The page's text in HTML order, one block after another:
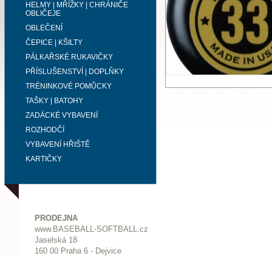
HELMY | MŘÍŽKY | CHRÁNIČE
OBLIČEJE
OBLEČENÍ
ČEPICE | KŠILTY
PÁLKAŘSKÉ RUKAVIČKY
PŘÍSLUŠENSTVÍ | DOPLŇKY
TRÉNINKOVÉ POMŮCKY
TAŠKY | BATOHY
ZADÁCKÉ VYBAVENÍ
ROZHODČÍ
VYBAVENÍ HŘIŠTĚ
KARTIČKY
PRODEJNA
www.BASEBALL-SOFTBALL.cz
Jaselská 18
160 00 Praha 6 - Dejvice